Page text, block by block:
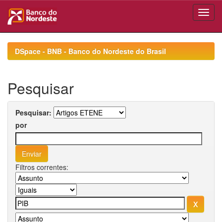
navigationDSpace - BNB - Banco do Nordeste do Brasil
Pesquisar
Pesquisar:
por
Filtros correntes: